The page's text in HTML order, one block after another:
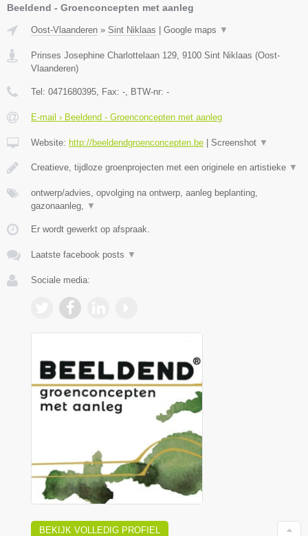
Beeldend - Groenconcepten met aanleg
Oost-Vlaanderen » Sint Niklaas | Google maps ▼
Prinses Josephine Charlottelaan 129 9100 Sint Niklaas (Oost-
Vlaanderen)
Tel: 0471680395 , Fax: - , BTW-nr: -
E-mail › Beeldend - Groenconcepten met aanleg
Website: http://beeldendgroenconcepten.be | Screenshot ▼
Creatieve, tijdloze groenprojecten met een originele en artistieke ▼
ontwerp/advies, opvolging na ontwerp, aanleg beplanting,
gazonaanleg,
▼
Er wordt gewerkt op afspraak.
Laatste facebook posts ▼
Sociale media:
BEKIJK VOLLEDIG PROFIEL